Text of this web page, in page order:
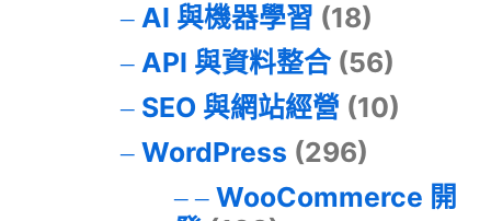
AI 與機器學習 (18)
API 與資料整合(56)
SEO 與網站經營 (10)
WordPress (296)
WooCommerce 開